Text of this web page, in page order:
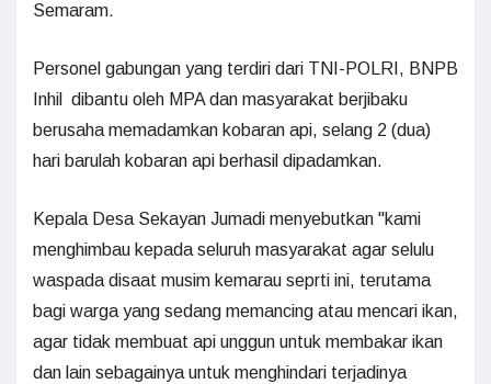
Semaram.
Personel gabungan yang terdiri dari TNI-POLRI, BNPB
Inhil dibantu oleh MPA dan masyarakat berjibaku
berusaha memadamkan kobaran api, selang 2 (dua)
hari barulah kobaran api berhasil dipadamkan.
Kepala Desa Sekayan Jumadi menyebutkan "kami
menghimbau kepada seluruh masyarakat agar selulu
waspada disaat musim kemarau seprti ini, terutama
bagi warga yang sedang memancing atau mencari ikan,
agar tidak membuat api unggun untuk membakar ikan
dan lain sebagainya untuk menghindari terjadinya